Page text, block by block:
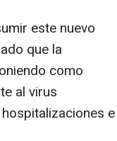
este nuevo
que la
como
al virus
e